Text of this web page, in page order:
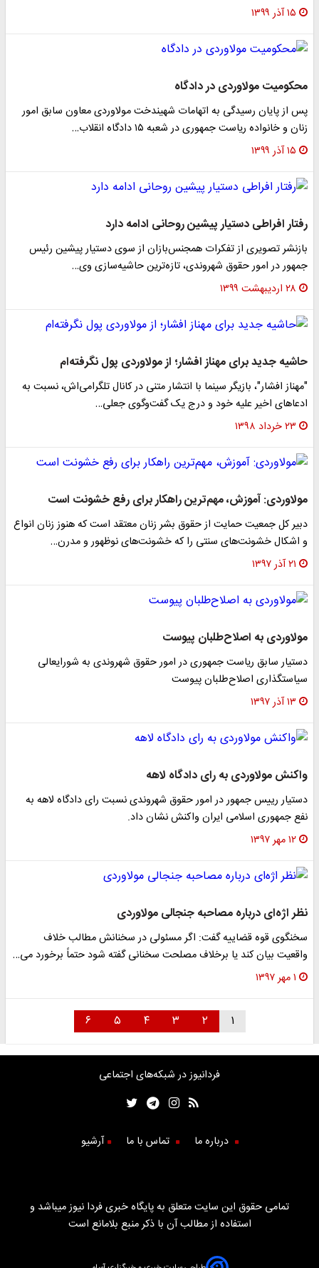
۱۵ آذر ۱۳۹۹
محکومیت مولاوردی در دادگاه
پس از پایان رسیدگی به اتهامات شهیندخت مولاوردی معاون سابق امور
زنان و خانواده ریاست جمهوری در شعبه ۱۵ دادگاه انقلاب…
۱۵ آذر ۱۳۹۹
رفتار افراطی دستیار پیشین روحانی ادامه دارد
بازنشر تصویری از تفکرات همجنس‌بازان از سوی دستیار پیشین رئیس
جمهور در امور حقوق شهروندی، تازه‌ترین حاشیه‌‌سازی‌ وی…
۲۸ اردیبهشت ۱۳۹۹
حاشیه جدید برای مهناز افشار؛ از مولاوردی پول نگرفته‌ام
"مهناز افشار"، بازیگر سینما با انتشار متنی در کانال تلگرامی‌اش، نسبت به
ادعا‌های اخیر علیه خود و درج یک گفت‌وگوی جعلی…
۲۳ خرداد ۱۳۹۸
مولاوردی: آموزش، مهم‌ترین راهکار برای رفع خشونت است
دبیر کل جمعیت حمایت از حقوق بشر زنان معتقد است که هنوز زنان انواع
و اشکال خشونت‌های سنتی را که خشونت‌های نوظهور و مدرن…
۲۱ آذر ۱۳۹۷
مولاوردی به اصلاح‌طلبان پیوست
دستیار سابق ریاست جمهوری در امور حقوق شهروندی به شورایعالی
سیاستگذاری اصلاح‌طلبان پیوست
۱۳ آذر ۱۳۹۷
واکنش مولاوردی به رای دادگاه لاهه
دستیار رییس جمهور در امور حقوق شهروندی نسبت رای دادگاه لاهه به
نفع جمهوری اسلامی ایران واکنش نشان داد.
۱۲ مهر ۱۳۹۷
نظر اژه‌ای درباره مصاحبه جنجالی مولاوردی
سخنگوی قوه قضاییه گفت: اگر مسئولی در سخنانش مطالب خلاف
واقعیت بیان کند یا برخلاف مصلحت سخنانی گفته شود حتماً برخورد می‌…
۱ مهر ۱۳۹۷
۱ ۲ ۳ ۴ ۵ ۶
فردانیوز در شبکه‌های اجتماعی
درباره ما تماس با ما آرشیو
تمامی حقوق این سایت متعلق به پایگاه خبری فردا نیوز میباشد و
استفاده از مطالب آن با ذکر منبع بلامانع است